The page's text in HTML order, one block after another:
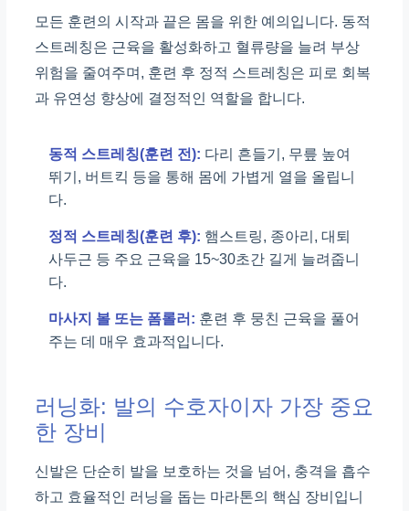
모든 훈련의 시작과 끝은 몸을 위한 예의입니다. 동적
스트레칭은 근육을 활성화하고 혈류량을 늘려 부상
위험을 줄여주며, 훈련 후 정적 스트레칭은 피로 회복
과 유연성 향상에 결정적인 역할을 합니다.
동적 스트레칭(훈련 전): 다리 흔들기, 무릎 높여
뛰기, 버트킥 등을 통해 몸에 가볍게 열을 올립니
다.
정적 스트레칭(훈련 후): 햄스트링, 종아리, 대퇴
사두근 등 주요 근육을 15~30초간 길게 늘려줍니
다.
마사지 볼 또는 폼롤러: 훈련 후 뭉친 근육을 풀어
주는 데 매우 효과적입니다.
러닝화: 발의 수호자이자 가장 중요
한 장비
신발은 단순히 발을 보호하는 것을 넘어, 충격을 흡수
하고 효율적인 러닝을 돕는 마라톤의 핵심 장비입니